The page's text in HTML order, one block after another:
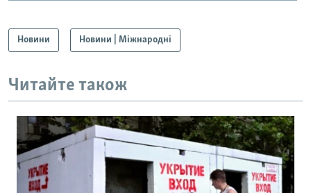
Новини Новини | Міжнародні
Читайте також